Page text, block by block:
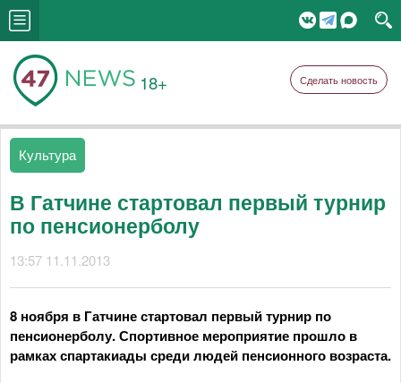
18+ Сделать новость
Культура
В Гатчине стартовал первый турнир
по пенсионерболу
13:57 11.11.2013
8 ноября в Гатчине стартовал первый турнир по
пенсионерболу. Спортивное мероприятие прошло в
рамках спартакиады среди людей пенсионного возраста.